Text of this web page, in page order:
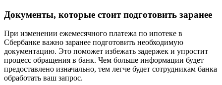
Документы, которые стоит подготовить заранее
При изменении ежемесячного платежа по ипотеке в
Сбербанке важно заранее подготовить необходимую
документацию. Это поможет избежать задержек и упростит
процесс обращения в банк. Чем больше информации будет
предоставлено изначально, тем легче будет сотрудникам банка
обработать ваш запрос.